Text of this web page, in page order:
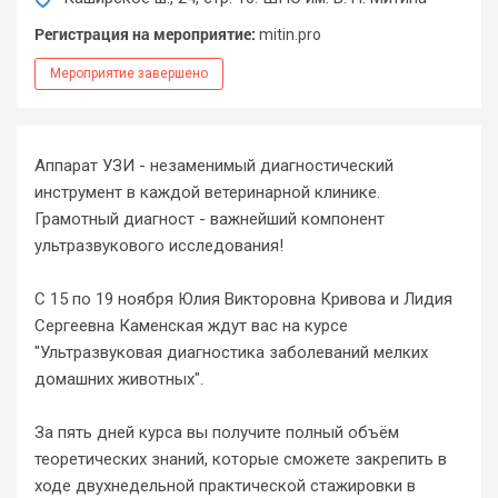
Регистрация на мероприятие: mitin.pro
Мероприятие завершено
Аппарат УЗИ - незаменимый диагностический
инструмент в каждой ветеринарной клинике.
Грамотный диагност - важнейший компонент
ультразвукового исследования!
С 15 по 19 ноября Юлия Викторовна Кривова и Лидия
Сергеевна Каменская ждут вас на курсе
"Ультразвуковая диагностика заболеваний мелких
домашних животных".
За пять дней курса вы получите полный объём
теоретических знаний, которые сможете закрепить в
ходе двухнедельной практической стажировки в